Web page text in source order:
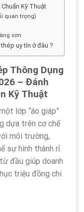
Kỹ Thuật
quan trọng)
sơn
uy tín ở đâu ?
Thông Dụng
– Đánh
Kỹ Thuật
lớp “áo giáp”
dựa trên cơ chế
môi trường,
sự hình thành rỉ
đầu giúp doanh
triệu đồng chi